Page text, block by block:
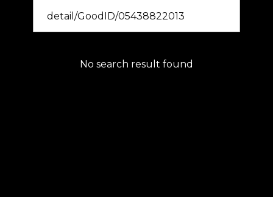
No search result found